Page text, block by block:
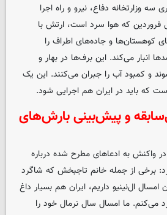
سه وزارتخانه دفاع، نیرو و راه اجرا
فروردین که هوا سرد است، ارتش با
کوهستان‌ها و جاده‌های اطراف را
انبار می‌کند. این برف‌ها در بهار و
و کمبود آب را جبران می‌کنند. این یک
که باید در ایران هم اجرایی شود.
و پیش‌بینی بارش‌های
واکنش به ادعاهای مطرح شده درباره
برخی از جمله خانم تاجبخش که شاگرد
امسال ال‌نینیو داریم، ایران هم بسیار داغ
می‌کنم. ما امسال سال نرمال خود را